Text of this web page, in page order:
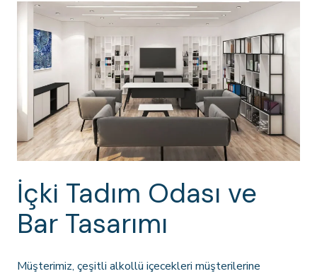
İçki Tadım Odası ve
Bar Tasarımı
Müşterimiz, çeşitli alkollü içecekleri müşterilerine